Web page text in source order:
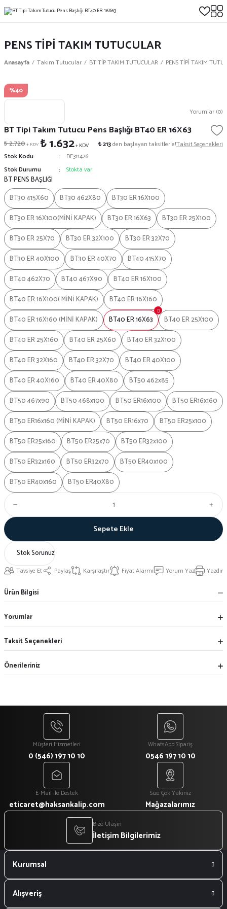
PENS TİPİ TAKIM TUTUCULAR
Anasayfa Takım Tutucular BT TİP TAKIM TUTUCULAR PENS TİPİ TAKIM
%40
Yorumlar (0)
BT Tipi Takım Tutucu Pens Başlığı BT40 ER 16X63
₺ 2.720+ KDV ₺ 1.632+ KDV ₺ 213den başlayan taksitlerle!Taksit Seçenekleri
Stok Kodu
DE311426
Stok Durumu
Stokta var
BT PENS BAŞLIĞI
BT30 415X60
BT30 462X80
BT30 ER 16X100
BT30 ER 16X100(MİNİ KAPAK)
BT30 ER 16X63
BT30 ER 25X100
BT30 ER 25X70
BT30 ER 32X100
BT30 ER 32X70
BT30 ER 40X100
BT30 ER 40X70
BT40 415X70
BT40 462X70
BT40 467X90
BT40 ER 16X100
BT40 ER 16X100( MİNİ KAPAK)
BT40 ER 16X160
BT40 ER 16X160 (MİNİ KAPAK)
BT40 ER 16X63
BT40 ER 25X100
BT40 ER 25X160
BT40 ER 25X60
BT40 ER 32X100
BT40 ER 32X160
BT40 ER 32X70
BT40 ER 40X100
BT40 ER 40X160
BT40 ER 40X80
BT50 462x85
BT50 467x90
BT50 468x100 BT50 ER16x100
BT50 ER16x160
BT50 ER16x160 (MİNİ KAPAK)
BT50 ER16x70
BT50 ER25x100
BT50 ER25x160
BT50 ER25x70
BT50 ER32x100
BT50 ER32x160
BT50 ER32x70
BT50 ER40x100
BT50 ER40x160
BT50 ER40X80
Sepete Ekle
Stok Sorunuz
Tavsiye Et Paylaş Karşılaştır Fiyat Alarmı Yorum Yaz Yazdır
Ürün Bilgisi
Yorumlar
Taksit Seçenekleri
Önerileriniz
Müşteri Hizmetleri
0 (546) 197 10 10
WhatsApp Sipariş
0546 197 10 10
E-Mail ile Destek
eticaret@haksankalip.com
Size Çok Yakınız
Mağazalarımız
Bize Ulaşın
İletişim Bilgilerimiz
Kurumsal
Alışveriş